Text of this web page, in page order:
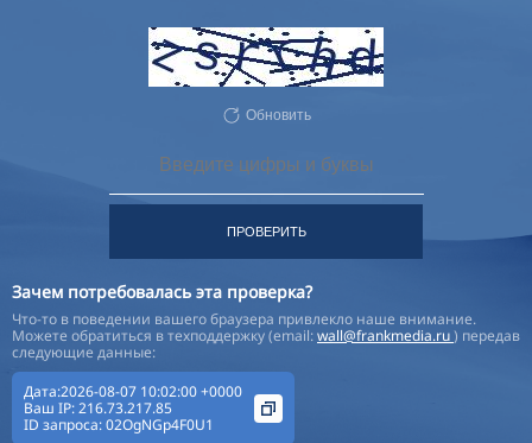
Обновить
ПРОВЕРИТЬ
Зачем потребовалась эта проверка?
Что-то в поведении вашего браузера привлекло наше внимание.
Можете обратиться в техподдержку (email:wall@frankmedia.ru) передав
следующие данные:
Дата:2026-08-07 10:02:00 +0000
Ваш IP:216.73.217.85
ID запроса:02OgNGp4F0U1